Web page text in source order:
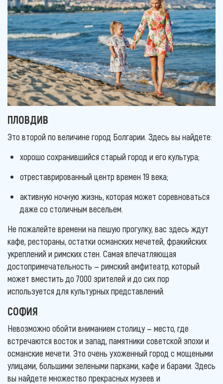
ПЛОВДИВ
Это второй по величине город Болгарии. Здесь вы найдете:
хорошо сохранившийся старый город и его культура;
отреставрированный центр времен 19 века;
активную ночную жизнь, которая может соревноваться
даже со столичным весельем.
Не пожалейте времени на пешую прогулку, вас здесь ждут
кафе, рестораны, остатки османских мечетей, фракийских
укреплений и римских стен. Самая впечатляющая
достопримечательность — римский амфитеатр, который
может вместить до 7000 зрителей и до сих пор
используется для культурных представлений.
СОФИЯ
Невозможно обойти вниманием столицу — место, где
встречаются восток и запад, памятники советской эпохи и
османские мечети. Это очень ухоженный город с мощеными
улицами, большими зелеными парками, кафе и барами. Здесь
вы найдете множество прекрасных музеев и